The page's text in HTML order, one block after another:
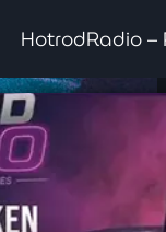
HotrodRadio